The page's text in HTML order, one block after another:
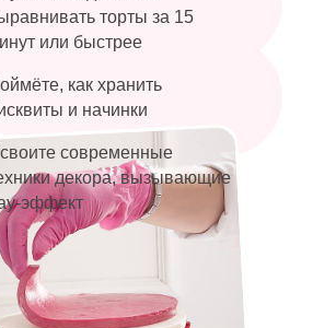
торты за 15
или быстрее
как хранить
и начинки
современные
декора, вызывающие
эффект